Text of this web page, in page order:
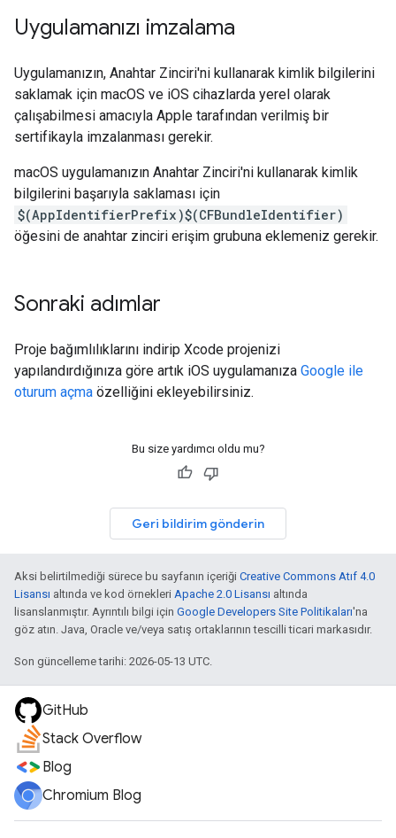
Uygulamanızı imzalama
Uygulamanızın, Anahtar Zinciri'ni kullanarak kimlik bilgilerini
saklamak için macOS ve iOS cihazlarda yerel olarak
çalışabilmesi amacıyla Apple tarafından verilmiş bir
sertifikayla imzalanması gerekir.
macOS uygulamanızın Anahtar Zinciri'ni kullanarak kimlik
bilgilerini başarıyla saklaması için
$(AppIdentifierPrefix)$(CFBundleIdentifier)
öğesini de anahtar zinciri erişim grubuna eklemeniz gerekir.
Sonraki adımlar
Proje bağımlılıklarını indirip Xcode projenizi
yapılandırdığınıza göre artık iOS uygulamanıza Google ile
oturum açma özelliğini ekleyebilirsiniz.
Bu size yardımcı oldu mu?
Geri bildirim gönderin
Aksi belirtilmediği sürece bu sayfanın içeriği Creative Commons Atıf 4.0
Lisansı altında ve kod örnekleri Apache 2.0 Lisansı altında
lisanslanmıştır. Ayrıntılı bilgi için Google Developers Site Politikaları'na
göz atın. Java, Oracle ve/veya satış ortaklarının tescilli ticari markasıdır.
Son güncelleme tarihi: 2026-05-13 UTC.
GitHub
Stack Overflow
Blog
Chromium Blog